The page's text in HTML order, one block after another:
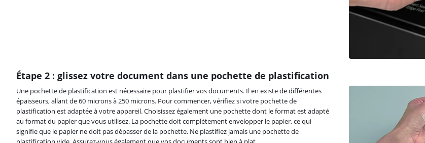
Étape 2 : glissez votre document dans une pochette de plastification
Une pochette de plastification est nécessaire pour plastifier vos documents. Il en existe de différentes
épaisseurs, allant de 60 microns à 250 microns. Pour commencer, vérifiez si votre pochette de
plastification est adaptée à votre appareil. Choisissez également une pochette dont le format est adapté
au format du papier que vous utilisez. La pochette doit complètement envelopper le papier, ce qui
signifie que le papier ne doit pas dépasser de la pochette. Ne plastifiez jamais une pochette de